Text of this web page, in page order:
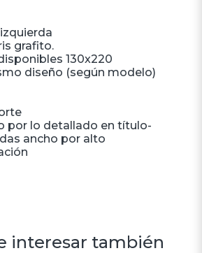
grafito.
130x220
diseño (según modelo)
por lo detallado en título-
ancho por alto
interesar también